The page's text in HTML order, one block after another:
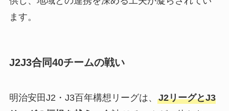
ます。
J2J3合同40チームの戦い
明治安田J2・J3百年構想リーグは、 J2リーグとJ3